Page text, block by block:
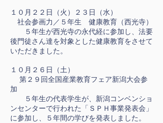
１０月２２日（火）２３日（水）
社会参画力／５年生 健康教育（西光寺）
５年生が西光寺の永代経に参加し、法要
後門徒さん達を対象とした健康教育をさせて
いただきました。
１０月２６日（土）
第２９回全国産業教育フェア新潟大会参
加
５年生の代表学生が、新潟コンベンショ
ンセンターで行われた「ＳＰＨ事業発表会」
に参加し、５年間の学びを発表しました。